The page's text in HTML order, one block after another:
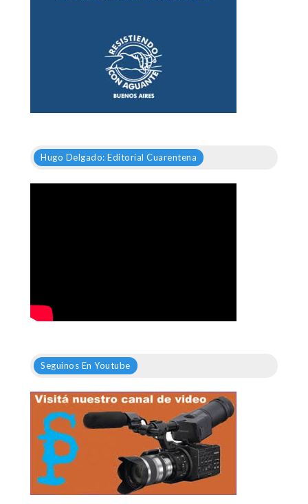
Hugo Delgado: Editorial Cuarentena
Seguinos En Youtube